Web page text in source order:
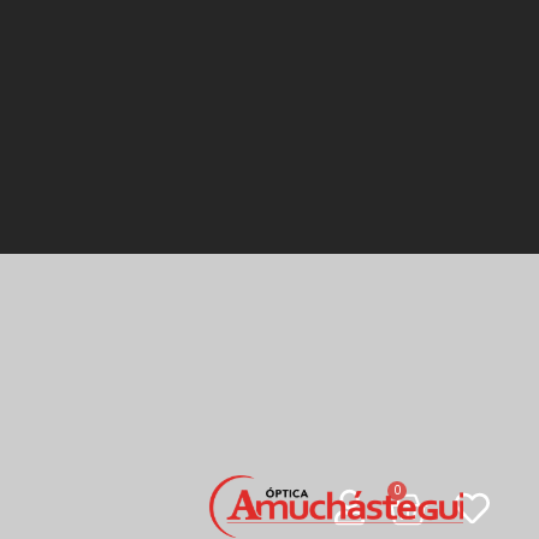
0
Carrito